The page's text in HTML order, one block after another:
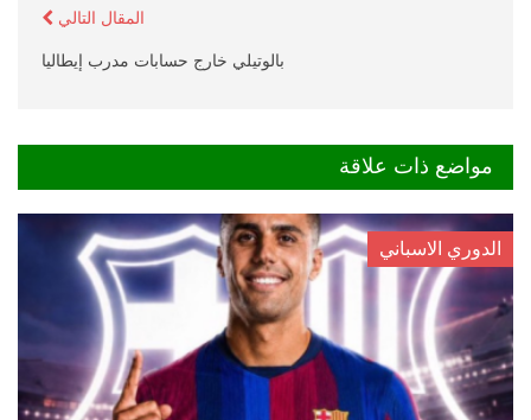
المقال التالي
بالوتيلي خارج حسابات مدرب إيطاليا
مواضع ذات علاقة
الدوري الاسباني